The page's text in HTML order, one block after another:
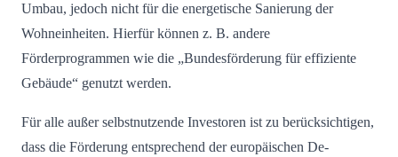
Umbau, jedoch nicht für die energetische Sanierung der
Wohneinheiten. Hierfür können z. B. andere
Förderprogrammen wie die „Bundesförderung für effiziente
Gebäude“ genutzt werden.
Für alle außer selbstnutzende Investoren ist zu berücksichtigen,
dass die Förderung entsprechend der europäischen De-